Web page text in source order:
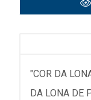
"COR DA
DA LONA DE